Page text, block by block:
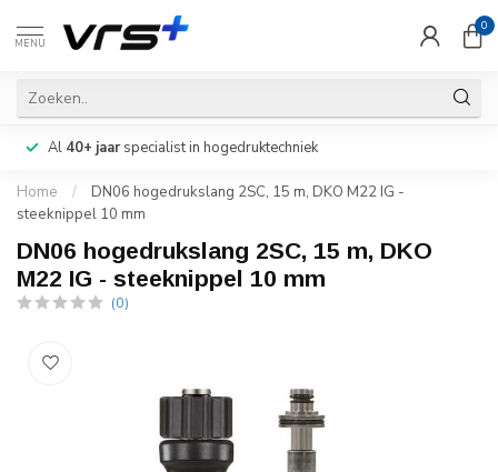
MENU
0
Al 40+ jaarspecialist in hogedruktechniek
Home /
DN06 hogedrukslang 2SC, 15 m, DKO M22 IG -
steeknippel 10 mm
DN06 hogedrukslang 2SC, 15 m, DKO
M22 IG - steeknippel 10 mm
(0)